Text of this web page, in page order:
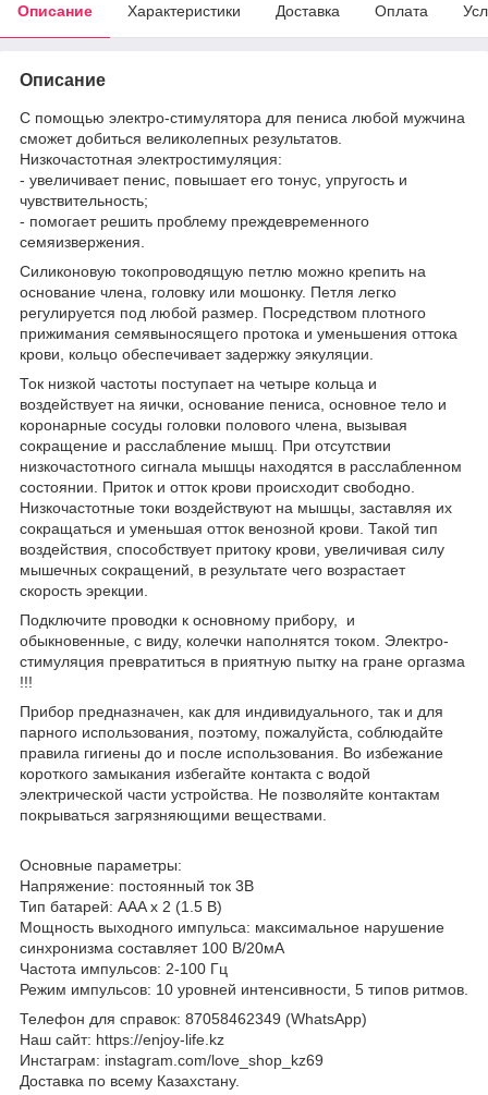
Описание Характеристики Доставка Оплата
Описание
С помощью электро-стимулятора для пениса любой мужчина
сможет добиться великолепных результатов.
Низкочастотная электростимуляция:
- увеличивает пенис, повышает его тонус, упругость и
чувствительность;
- помогает решить проблему преждевременного
семяизвержения.
Силиконовую токопроводящую петлю можно крепить на
основание члена, головку или мошонку. Петля легко
регулируется под любой размер. Посредством плотного
прижимания семявыносящего протока и уменьшения оттока
крови, кольцо обеспечивает задержку эякуляции.
Ток низкой частоты поступает на четыре кольца и
воздействует на яички, основание пениса, основное тело и
коронарные сосуды головки полового члена, вызывая
сокращение и расслабление мышц. При отсутствии
низкочастотного сигнала мышцы находятся в расслабленном
состоянии. Приток и отток крови происходит свободно.
Низкочастотные токи воздействуют на мышцы, заставляя их
сокращаться и уменьшая отток венозной крови. Такой тип
воздействия, способствует притоку крови, увеличивая силу
мышечных сокращений, в результате чего возрастает
скорость эрекции.
Подключите проводки к основному прибору, и
обыкновенные, с виду, колечки наполнятся током. Электро-
стимуляция превратиться в приятную пытку на гране оргазма
!!!
Прибор предназначен, как для индивидуального, так и для
парного использования, поэтому, пожалуйста, соблюдайте
правила гигиены до и после использования. Во избежание
короткого замыкания избегайте контакта с водой
электрической части устройства. Не позволяйте контактам
покрываться загрязняющими веществами.
Основные параметры:
Напряжение: постоянный ток 3В
Тип батарей: AAA x 2 (1.5 В)
Мощность выходного импульса: максимальное нарушение
синхронизма составляет 100 В/20мА
Частота импульсов: 2-100 Гц
Режим импульсов: 10 уровней интенсивности, 5 типов ритмов.
Телефон для справок: 87058462349 (WhatsApp)
Наш сайт: https://enjoy-life.kz
Инстаграм: instagram.com/love_shop_kz69
Доставка по всему Казахстану.